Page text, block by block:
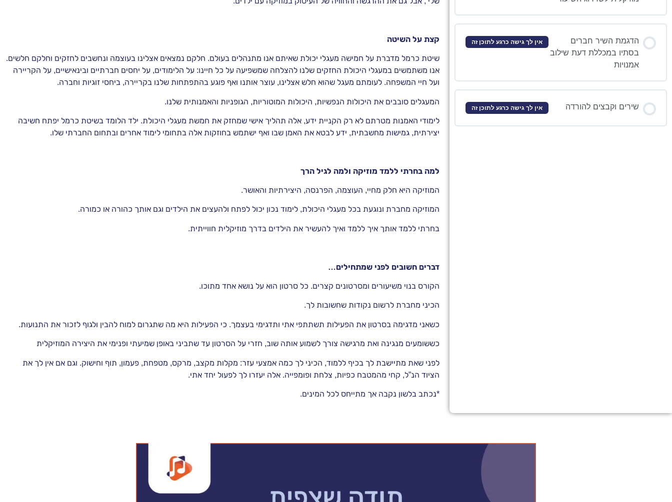
הדגמת השיר חברים
בסתיו במכללת דעת שילוב
אמנויות
אין לך גישה כרגע לתוכן זה
שירים וקבצים להורדה אין לך גישה כרגע לתוכן זה
קצת על השיטה
שיטת כרמל מדברת על חמישה מעגלי יכולת שאיתם אנו מתנהלים בעולם. חלקם נמצאים אצלינו בעוצמה ונחשבים לחזקים וחלקם חלשים.
אנו משתמשים במעגלי היכולת החזקים שלנו להצלחה שמשפיעה על כל חיינו: על הלימודים, על יחסים חברתיים ובינאישיים, על הקריירה
ועל חיי המשפחה. לעומתם מעגל שהוא חלש אצלינו, עוצר אותנו ואף פוגע בהתפתחות שלנו בקריירה, ביחסי זוגיות וחברה.
המעגלים סובבים את היכולות הנפשיות, היכולות המוטוריות, הגופניות והאמנותית שלנו.
לימודי האמנות מטרתם לא רק הקניית ידע, אלה תהליך אישי שמחזק את חמשת מעגלי היכולת. ילד הלומד בשיטת כרמל יפתח חשיבה
יצירתית, גמישות מחשבתית, ידע לבטא את האמן שבו ואף ישתמש בחוזקות אלה בתחומי לימוד אחרים ובתחום החברתי שלו.
למה בחרתי ללמד מוזיקה ולמה לגיל הרך
המוזיקה היא חלק מחיי, העוצמה, הפרנסה, היצירתיות והאושר.
המוזיקה מחברת ונוגעת בכל מעגלי היכולת, לימוד נכון יכול לפתח ולהעצים את הילדים וגם אותך כהורה או כמורה.
בחרתי ללמד אותך איך ללמד ואיך להעשיר את הילדים בדרך מוזיקלית חווייתית.
דברים חשובים לפני שמתחילים…
הקורס בנוי משיעורים ומסרטונים קצרים. כל סרטון הוא על נושא אחד מתוכו.
הכיני מחברת לרשום נקודות שחשובות לך.
כשאני מדגימה בסרטון את הפעילות תשתתפי אתי ותדגימי בעצמך. כי הפעילות היא מה שתגרום למוח להבין ולגוף לזכור את התנועות.
כששומעים מנגינה ואת מרגישה צורך לשמוע אותה שוב, חזרי על הסרטון עד שתביני באופן שמיעתי ופנימי את היצירה המוזיקלית
לפני שאת מתיישבת לך בכיף ללמוד, הכיני לך כמה אמצעי עזר: מקלות מקצב, מרקס, מטפחת, פעמון, תוף וחישוק. וגם אם אין לך את
הציוד הנ”ל, קחי מהמטבח כפיות, צלחת ופומפייה. אלה יעזרו לך לפעול יחד אתי.
*נכתב בלשון נקבה אך מתייחס לכל המינים.